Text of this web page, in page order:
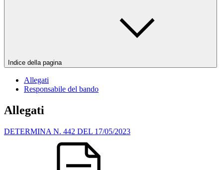
Indice della pagina
Allegati
Responsabile del bando
Allegati
DETERMINA N. 442 DEL 17/05/2023